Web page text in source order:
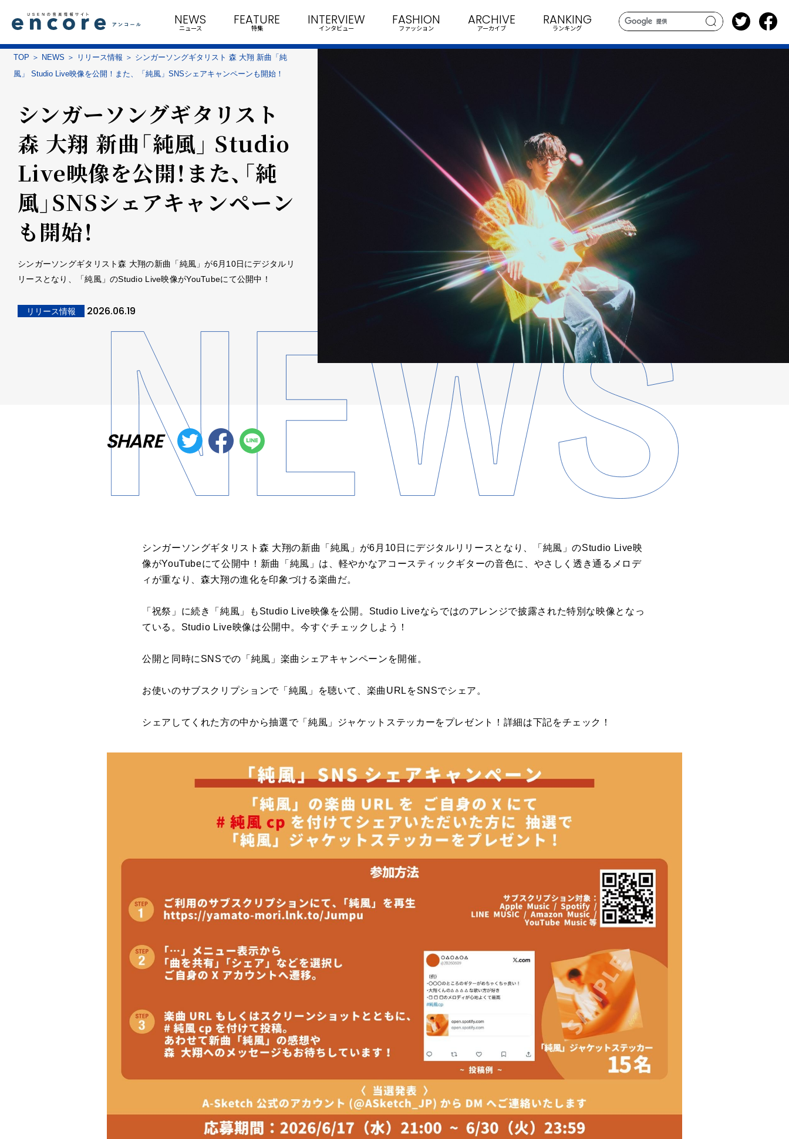
search
NEWS
ニュース
FEATURE
特集
INTERVIEW
インタビュー
FASHION
ファッション
ARCHIVE
アーカイブ
RANKING
ランキング
TOP NEWS リリース情報
シンガーソングギタリスト 森 大翔 新曲「純
風」 Studio Live映像を公開！また、「純風」SNSシェアキャンペーンも開始！
シンガーソングギタリスト
森 大翔 新曲「純風」 Studio
Live映像を公開！また、「純
風」SNSシェアキャンペーン
も開始！
シンガーソングギタリスト森 大翔の新曲「純風」が6月10日にデジタルリ
リースとなり、「純風」のStudio Live映像がYouTubeにて公開中！
リリース情報 2026.06.19
SHARE
シンガーソングギタリスト森 大翔の新曲「純風」が6月10日にデジタルリリースとなり、「純風」のStudio Live映
像がYouTubeにて公開中！新曲「純風」は、軽やかなアコースティックギターの音色に、やさしく透き通るメロデ
ィが重なり、森大翔の進化を印象づける楽曲だ。
「祝祭」に続き「純風」もStudio Live映像を公開。Studio Liveならではのアレンジで披露された特別な映像となっ
ている。Studio Live映像は公開中。今すぐチェックしよう！
公開と同時にSNSでの「純風」楽曲シェアキャンペーンを開催。
お使いのサブスクリプションで「純風」を聴いて、楽曲URLをSNSでシェア。
シェアしてくれた方の中から抽選で「純風」ジャケットステッカーをプレゼント！詳細は下記をチェック！